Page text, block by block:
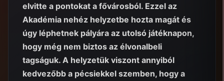
elvitte a pontokat a fővárosból. Ezzel az
Akadémia nehéz helyzetbe hozta magát és
úgy léphetnek pályára az utolsó játéknapon,
hogy még nem biztos az élvonalbeli
tagságuk. A helyzetük viszont annyiból
kedvezőbb a pécsiekkel szemben, hogy a